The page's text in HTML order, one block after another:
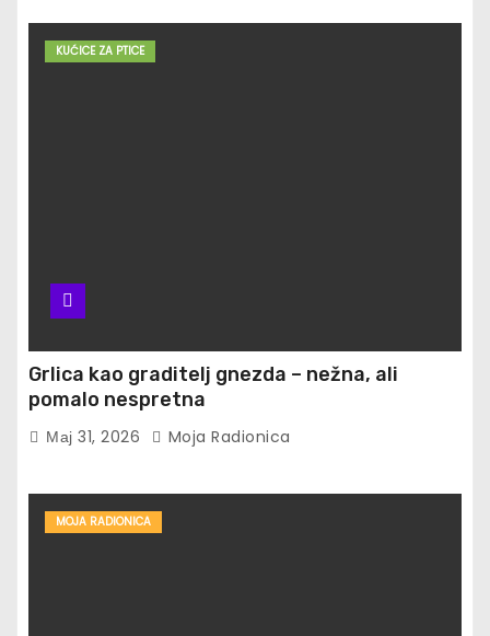
KUĆICE ZA PTICE
Grlica kao graditelj gnezda – nežna, ali
pomalo nespretna
Мај 31, 2026 Moja Radionica
MOJA RADIONICA